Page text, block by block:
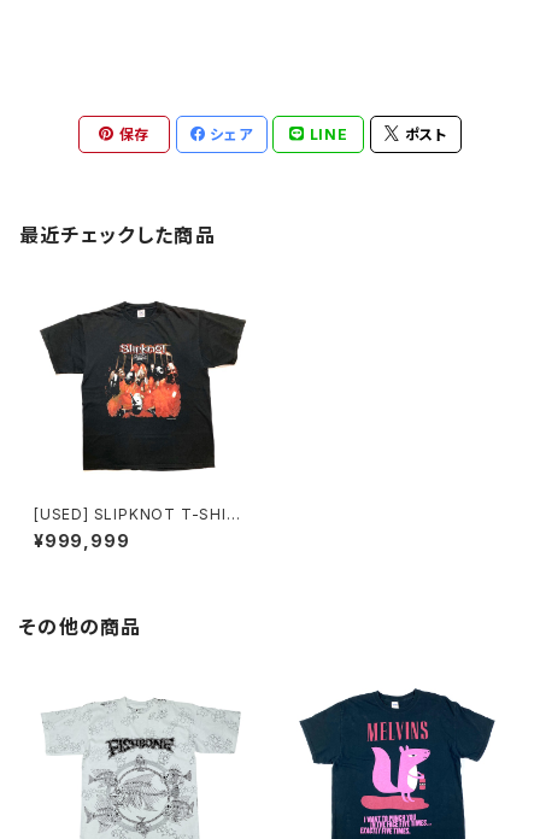
保存 シェア LINE ポスト
最近チェックした商品
[USED] SLIPKNOT T-SHIR
T 1999
¥999,999
その他の商品